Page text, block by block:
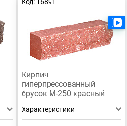
Код: 16891
Кирпич
гиперпрессованный
брусок М-250 красный
Характеристики